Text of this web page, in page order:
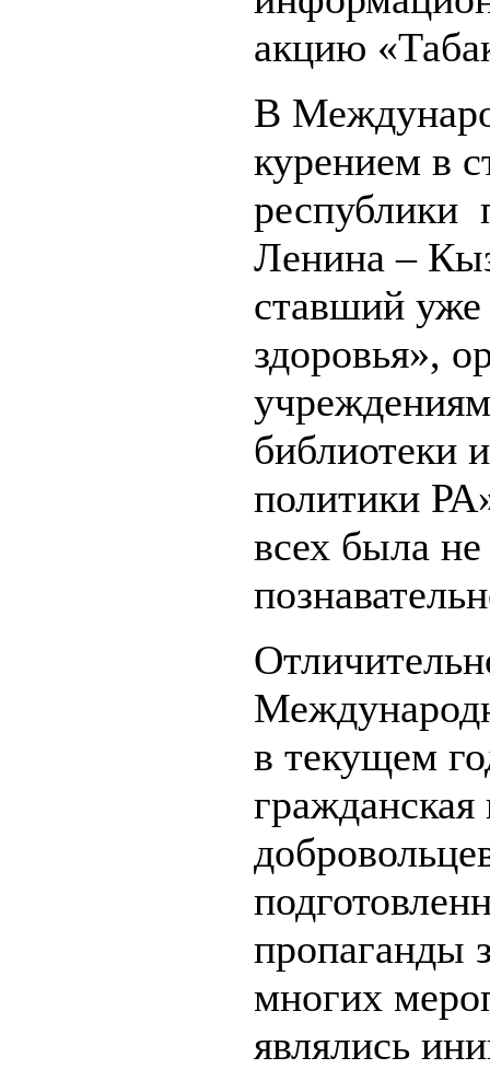
акцию
В
курением в
республики
Ленина –
ставший
здоровья»,
библиотеки
политики
всех была
в текущем
пропаганды
многих
являлись